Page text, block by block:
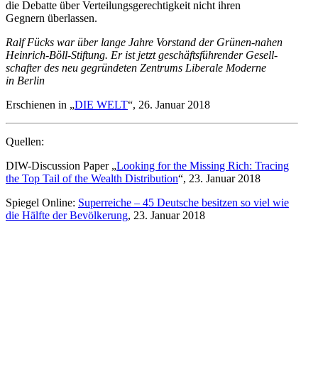
die Debatte über Vertei­lungs­ge­rech­tigkeit nicht ihren
Gegnern überlassen.
Ralf Fücks war über lange Jahre Vorstand der Grünen-nahen
Heinrich-Böll-Stiftung. Er ist jetzt geschäfts­füh­render Gesell­
schafter des neu gegrün­deten Zentrums Liberale Moderne
in Berlin
Erschienen in „DIE WELT“, 26. Januar 2018
Quellen:
DIW-Discussion Paper „Looking for the Missing Rich: Tracing
the Top Tail of the Wealth Distri­bution“, 23. Januar 2018
Spiegel Online: Super­reiche – 45 Deutsche besitzen so viel wie
die Hälfte der Bevöl­kerung, 23. Januar 2018